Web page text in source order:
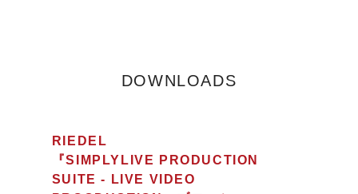
DOWNLOADS
RIEDEL
『SIMPLYLIVE PRODUCTION
SUITE - LIVE VIDEO